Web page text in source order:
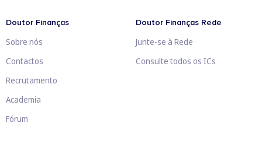
Doutor Finanças
Sobre nós
Contactos
Recrutamento
Academia
Fórum
Doutor Finanças Rede
Junte-se à Rede
Consulte todos os ICs